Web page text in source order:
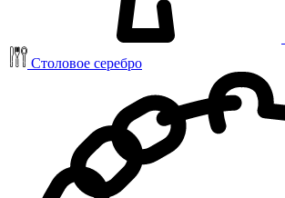
Столовое серебро